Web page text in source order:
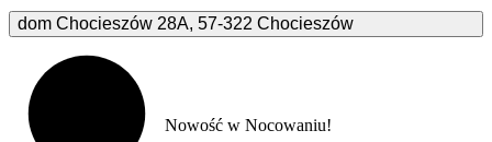
dom Chocieszów 28A, 57-322 Chocieszów
Nowość w Nocowaniu!